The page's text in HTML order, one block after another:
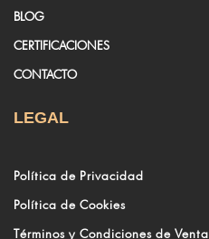
BLOG
CERTIFICACIONES
CONTACTO
LEGAL
Política de Privacidad
Política de Cookies
Términos y Condiciones de Venta